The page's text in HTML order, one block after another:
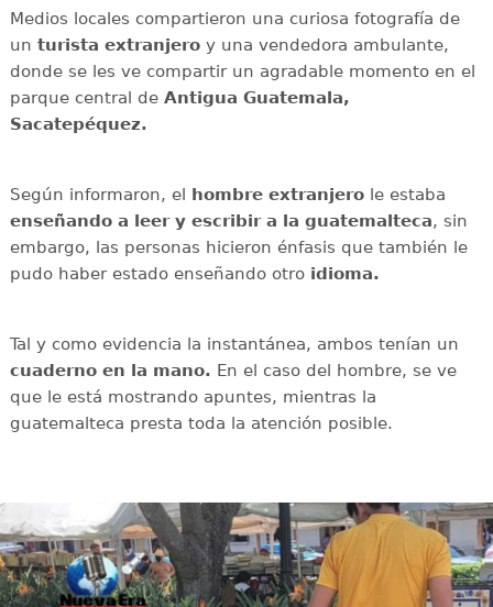
Medios locales compartieron una curiosa fotografía de
un turista extranjeroy una vendedora ambulante,
donde se les ve compartir un agradable momento en el
parque central de Antigua Guatemala,
Sacatepéquez.
Según informaron, el hombre extranjerole estaba
enseñando a leer y escribir a la guatemalteca, sin
embargo, las personas hicieron énfasis que también le
pudo haber estado enseñando otro idioma.
Tal y como evidencia la instantánea, ambos tenían un
cuaderno en la mano. En el caso del hombre, se ve
que le está mostrando apuntes, mientras la
guatemalteca presta toda la atención posible.